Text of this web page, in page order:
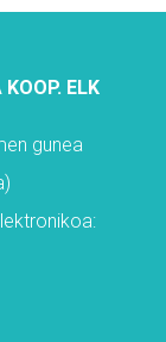
ELK
gunea